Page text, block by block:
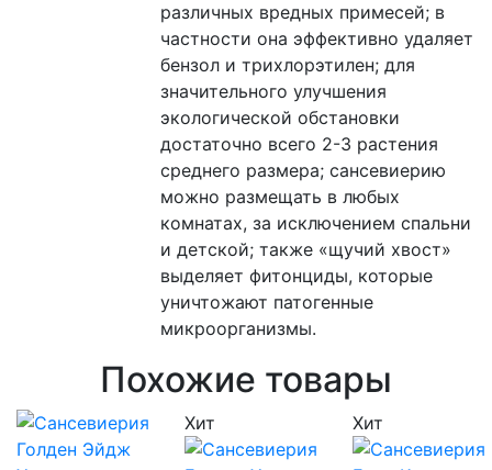
различных вредных примесей; в
частности она эффективно удаляет
бензол и трихлорэтилен; для
значительного улучшения
экологической обстановки
достаточно всего 2-3 растения
среднего размера; сансевиерию
можно размещать в любых
комнатах, за исключением спальни
и детской; также «щучий хвост»
выделяет фитонциды, которые
уничтожают патогенные
микроорганизмы.
Похожие товары
Хит Хит